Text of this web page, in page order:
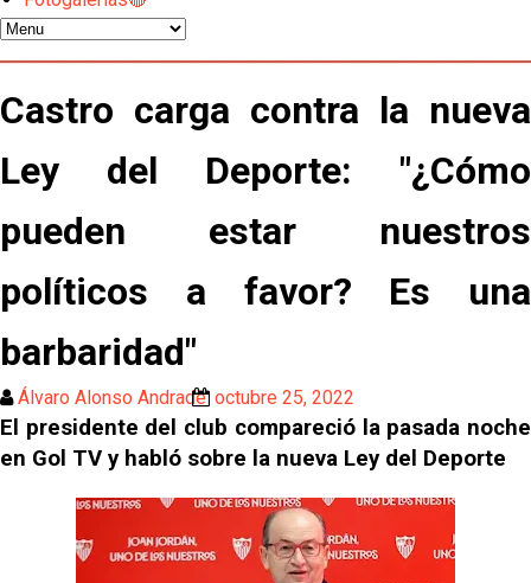
Sow muy cerca de cerrar su traspaso al Genoa
Oso es el siguiente en la lista para salir
El Sevilla FC oficializa la cesión de Rafa Mir al Aris
de Salónica
Juanlu se marcha traspasado al Bournemouth
Emery quiere pescar en el Atleti , el Villareal ya
tiene nuevo portero y el Getafe mueve ficha... Las
últimas novedades del mercado de La Liga
Vargas y Sow se incorporan al grupo en la sesión
del martes
Odysseas Vlachodimos: “El objetivo es mejorar la
temporada pasada”
El Sevilla FC empieza a inscribir a los nuevos
fichajes
Castro carga contra la nueva
Ley del Deporte: "¿Cómo
pueden estar nuestros
políticos a favor? Es una
barbaridad"
Álvaro Alonso Andrade octubre 25, 2022
El presidente del club compareció la pasada noche
en Gol TV y habló sobre la nueva Ley del Deporte